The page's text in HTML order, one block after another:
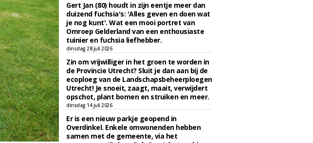
Gert Jan (80) houdt in zijn eentje meer dan
duizend fuchsia's: 'Alles geven en doen wat
je nog kunt'. Wat een mooi portret van
Omroep Gelderland van een enthousiaste
tuinier en fuchsia liefhebber.
dinsdag 28 juli 2026
Zin om vrijwilliger in het groen te worden in
de Provincie Utrecht? Sluit je dan aan bij de
ecoploeg van de Landschapsbeheerploegen
Utrecht! Je snoeit, zaagt, maait, verwijdert
opschot, plant bomen en struiken en meer.
dinsdag 14 juli 2026
Er is een nieuw parkje geopend in
Overdinkel. Enkele omwonenden hebben
samen met de gemeente, via het